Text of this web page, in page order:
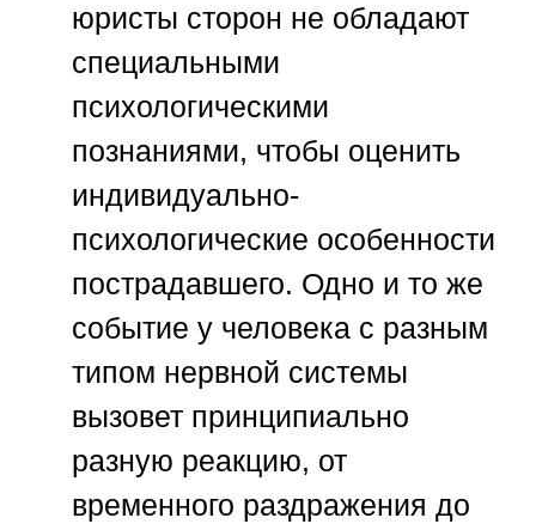
юристы сторон не обладают
специальными
психологическими
познаниями, чтобы оценить
индивидуально-
психологические особенности
пострадавшего. Одно и то же
событие у человека с разным
типом нервной системы
вызовет принципиально
разную реакцию, от
временного раздражения до